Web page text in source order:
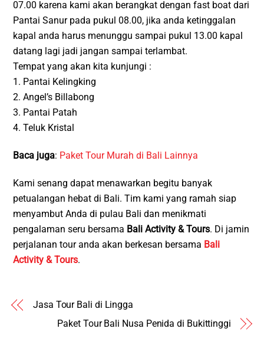
07.00 karena kami akan berangkat dengan fast boat dari
Pantai Sanur pada pukul 08.00, jika anda ketinggalan
kapal anda harus menunggu sampai pukul 13.00 kapal
datang lagi jadi jangan sampai terlambat.
Tempat yang akan kita kunjungi :
1. Pantai Kelingking
2. Angel’s Billabong
3. Pantai Patah
4. Teluk Kristal
Baca juga: Paket Tour Murah di Bali Lainnya
Kami senang dapat menawarkan begitu banyak
petualangan hebat di Bali. Tim kami yang ramah siap
menyambut Anda di pulau Bali dan menikmati
pengalaman seru bersama Bali Activity & Tours. Di jamin
perjalanan tour anda akan berkesan bersama Bali
Activity & Tours.
Jasa Tour Bali di Lingga
Paket Tour Bali Nusa Penida di Bukittinggi